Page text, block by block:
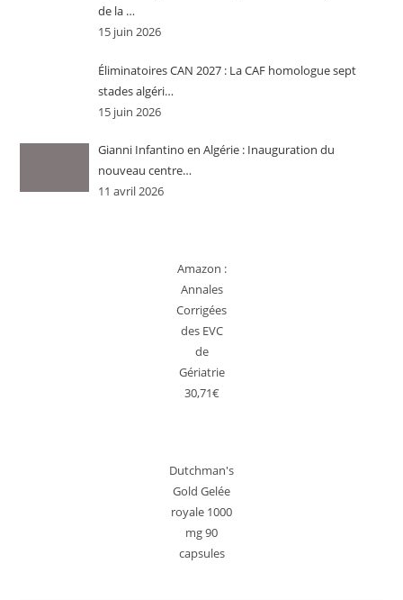
de la …
15 juin 2026
Éliminatoires CAN 2027 : La CAF homologue sept
stades algéri…
15 juin 2026
Gianni Infantino en Algérie : Inauguration du
nouveau centre…
11 avril 2026
Amazon :
Annales
Corrigées
des EVC
de
Gériatrie
30,71€
Dutchman's
Gold Gelée
royale 1000
mg 90
capsules